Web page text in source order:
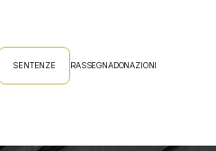
SENTENZE RASSEGNADONAZIONI